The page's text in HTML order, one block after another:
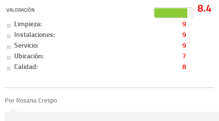
VALORACIÓN 8.4
Limpieza:
9
Instalaciones:
9
Servicio:
9
Ubicación:
7
Calidad:
8
Por Rosana Crespo